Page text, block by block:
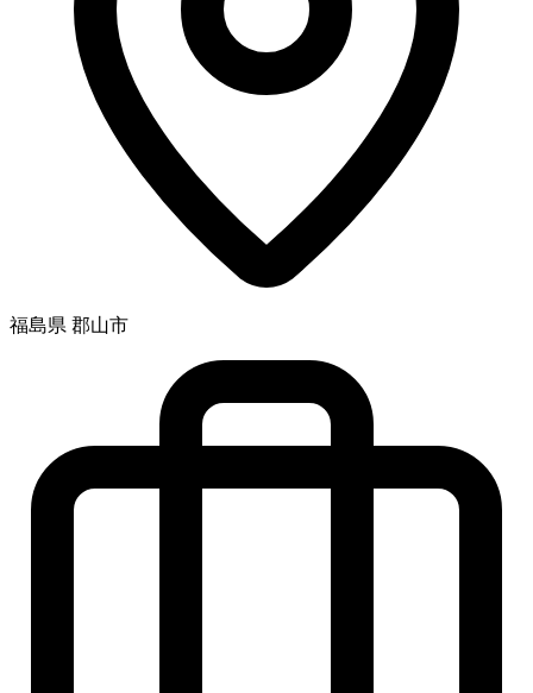
福島県 郡山市